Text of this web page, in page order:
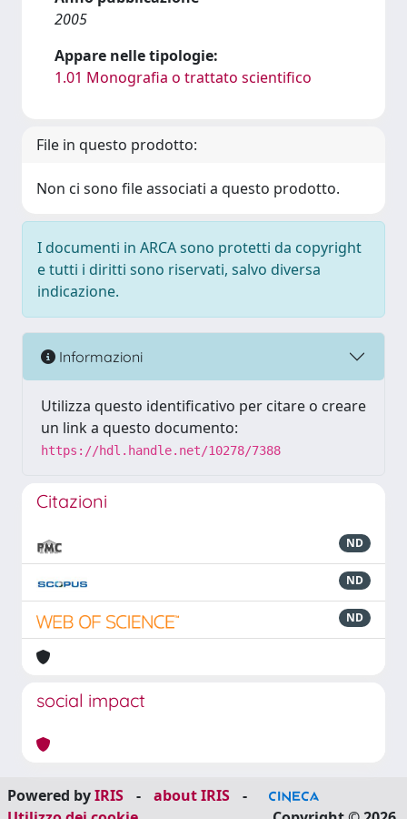
2005
Appare nelle tipologie:
1.01 Monografia o trattato scientifico
File in questo prodotto:
Non ci sono file associati a questo prodotto.
I documenti in ARCA sono protetti da copyright
e tutti i diritti sono riservati, salvo diversa
indicazione.
Informazioni
Utilizza questo identificativo per citare o creare
un link a questo documento:
https://hdl.handle.net/10278/7388
Citazioni
ND
ND
ND
social impact
Powered byIRIS - about IRIS
-